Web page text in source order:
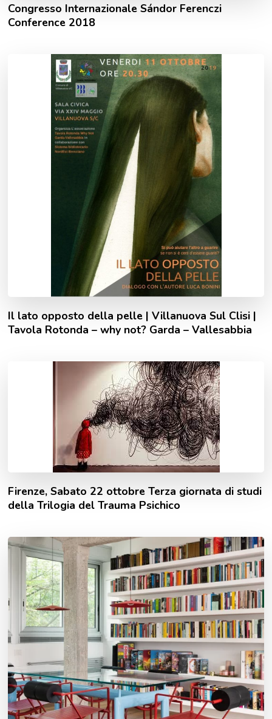
Congresso Internazionale Sándor Ferenczi
Conference 2018
Il lato opposto della pelle | Villanuova Sul Clisi |
Tavola Rotonda – why not? Garda – Vallesabbia
Firenze, Sabato 22 ottobre Terza giornata di studi
della Trilogia del Trauma Psichico